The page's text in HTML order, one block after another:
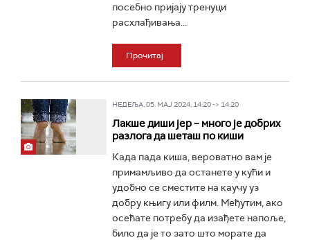
посебно пријају тренуци
расхлађивања...
Прочитај
НЕДЕЉА, 05. МАЈ 2024, 14:20 -> 14:20
Лакше диши јер – много је добрих
разлога да шеташ по киши
Када пада киша, вероватно вам је
примамљиво да останете у кући и
удобно се сместите на каучу уз
добру књигу или филм. Међутим, ако
осећате потребу да изађете напоље,
било да је то зато што морате да